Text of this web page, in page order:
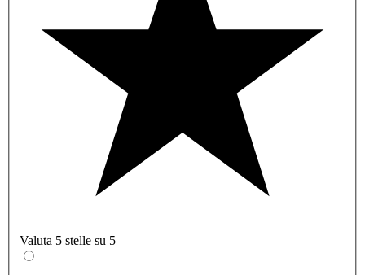
Valuta 5 stelle su 5